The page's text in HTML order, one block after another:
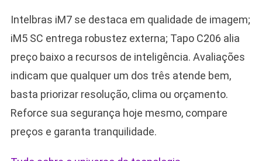
Intelbras iM7 se destaca em qualidade de imagem;
iM5 SC entrega robustez externa; Tapo C206 alia
preço baixo a recursos de inteligência. Avaliações
indicam que qualquer um dos três atende bem,
basta priorizar resolução, clima ou orçamento.
Reforce sua segurança hoje mesmo, compare
preços e garanta tranquilidade.